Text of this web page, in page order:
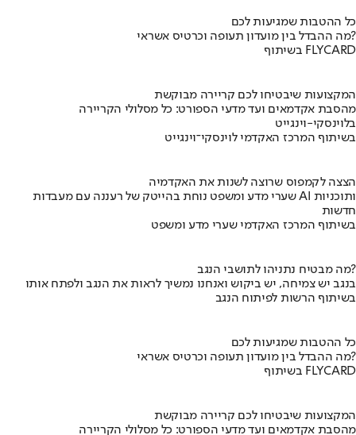
כל ההטבות שמגיעות לכם
מה ההבדל בין מועדון תעופה וכרטיס אשראי?
בשיתוף FLYCARD
המקצועות שיבטיחו לכם קריירה מבוקשת
מהסבת אקדמאים ועד מדעי הספורט: כל מסלולי הקריירה
בלוינסקי-וינגייט
בשיתוף המרכז האקדמי לוינסקי־וינגייט
הצצה לקמפוס שרוצה לשנות את האקדמיה
שערי מדע ומשפט נוחת בהייטק של רעננה עם מעבדות AI ותוכניות
חדשות
בשיתוף המרכז האקדמי שערי מדע ומשפט
מה מבטיח נתניהו לתושבי הנגב?
בנגב יש צמיחה, יש ביקוש ואנחנו נמשיך לראות את הנגב ולפתח אותו
בשיתוף הרשות לפיתוח הנגב
כל ההטבות שמגיעות לכם
מה ההבדל בין מועדון תעופה וכרטיס אשראי?
בשיתוף FLYCARD
המקצועות שיבטיחו לכם קריירה מבוקשת
מהסבת אקדמאים ועד מדעי הספורט: כל מסלולי הקריירה